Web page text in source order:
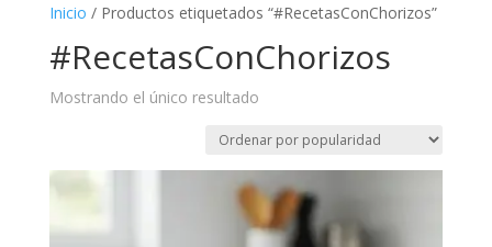
Inicio / Productos etiquetados “#RecetasConChorizos”
#RecetasConChorizos
Mostrando el único resultado